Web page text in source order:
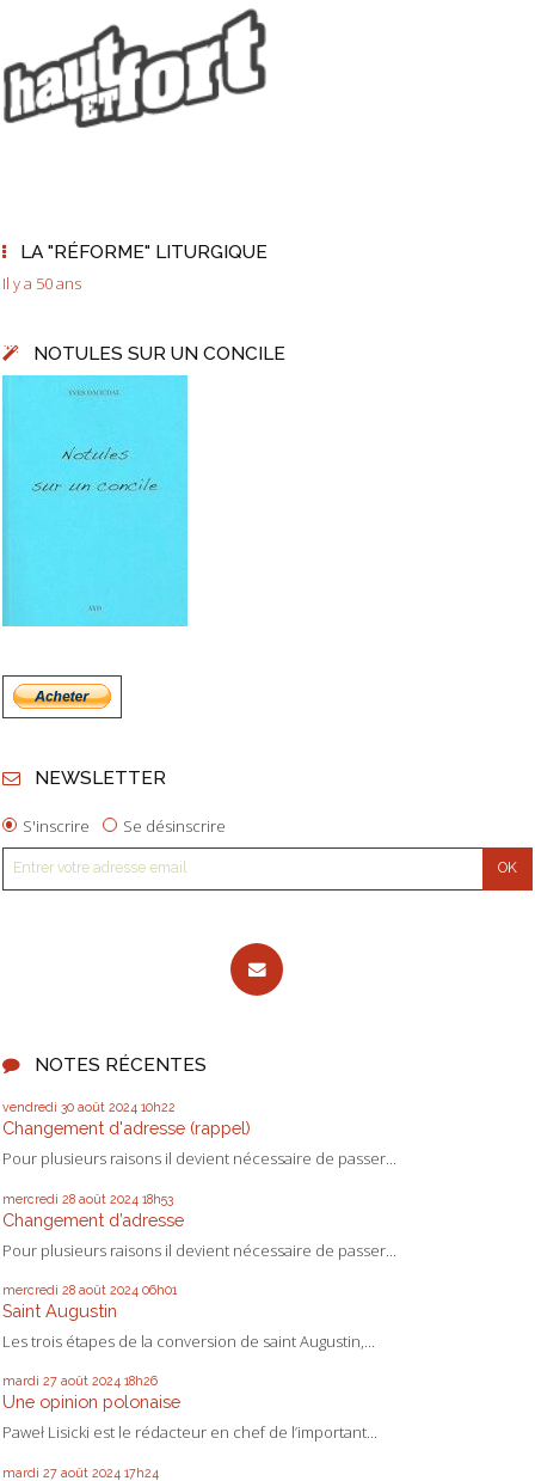
LA "RÉFORME" LITURGIQUE
Il y a 50 ans
NOTULES SUR UN CONCILE
NEWSLETTER
S'inscrire Se désinscrire
NOTES RÉCENTES
vendredi 30 août 2024 10h22
Changement d'adresse (rappel)
Pour plusieurs raisons il devient nécessaire de passer...
mercredi 28 août 2024 18h53
Changement d’adresse
Pour plusieurs raisons il devient nécessaire de passer...
mercredi 28 août 2024 06h01
Saint Augustin
Les trois étapes de la conversion de saint Augustin,...
mardi 27 août 2024 18h26
Une opinion polonaise
Paweł Lisicki est le rédacteur en chef de l’important...
mardi 27 août 2024 17h24